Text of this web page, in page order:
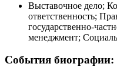
Выставочное дело;
ответственность;
государственно-
менеджмент;
События биографии: